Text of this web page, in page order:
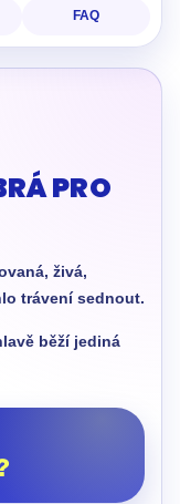
FAQ
PRO
živá,
trávení sednout.
běží jediná